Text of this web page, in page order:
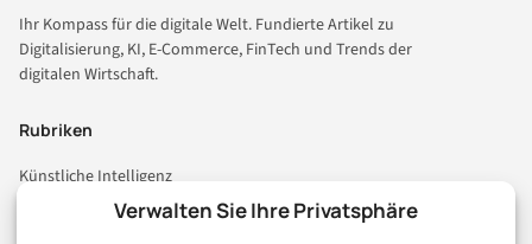
Verwalten Sie Ihre Privatsphäre
Ihr Kompass für die digitale Welt. Fundierte Artikel zu
Digitalisierung, KI, E-Commerce, FinTech und Trends der
digitalen Wirtschaft.
Rubriken
Künstliche Intelligenz
Technologie & IT